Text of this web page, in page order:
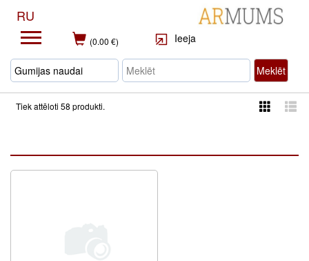
RU
(0.00 €) Ieeja
Meklēt
Tiek attēloti 58 produkti.